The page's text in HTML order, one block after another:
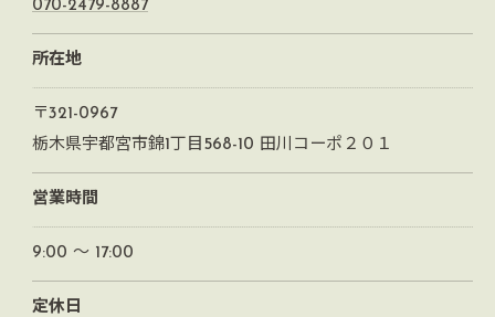
070-2479-8887
所在地
〒321-0967
栃木県宇都宮市錦1丁目568-10 田川コーポ２０１
営業時間
9:00 ～ 17:00
定休日